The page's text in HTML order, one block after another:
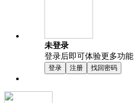
未登录
登录后即可体验更多功能
登录 注册 找回密码